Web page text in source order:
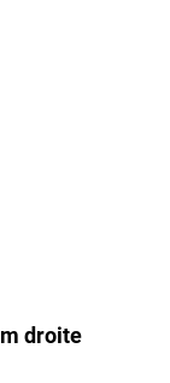
droite